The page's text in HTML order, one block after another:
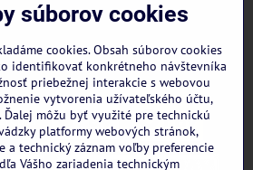
súborov cookies
cookies. Obsah súborov cookies
identifikovať konkrétneho návštevníka
priebežnej interakcie s webovou
vytvorenia užívateľského účtu,
Ďalej môžu byť využité pre technickú
platformy webových stránok,
a technický záznam voľby preferencie
Vášho zariadenia technickým